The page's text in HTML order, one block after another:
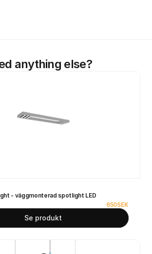
anything else?
- väggmonterad spotlight LED
650SEK
Se produkt